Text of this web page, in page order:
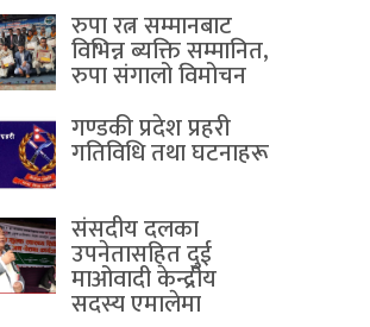
रुपा रत्न सम्मानबाट
विभिन्न ब्यक्ति सम्मानित,
रुपा संगालो विमोचन
गण्डकी प्रदेश प्रहरी
गतिविधि तथा घटनाहरू
संसदीय दलका
उपनेतासहित दुई
माओवादी केन्द्रीय
सदस्य एमालेमा